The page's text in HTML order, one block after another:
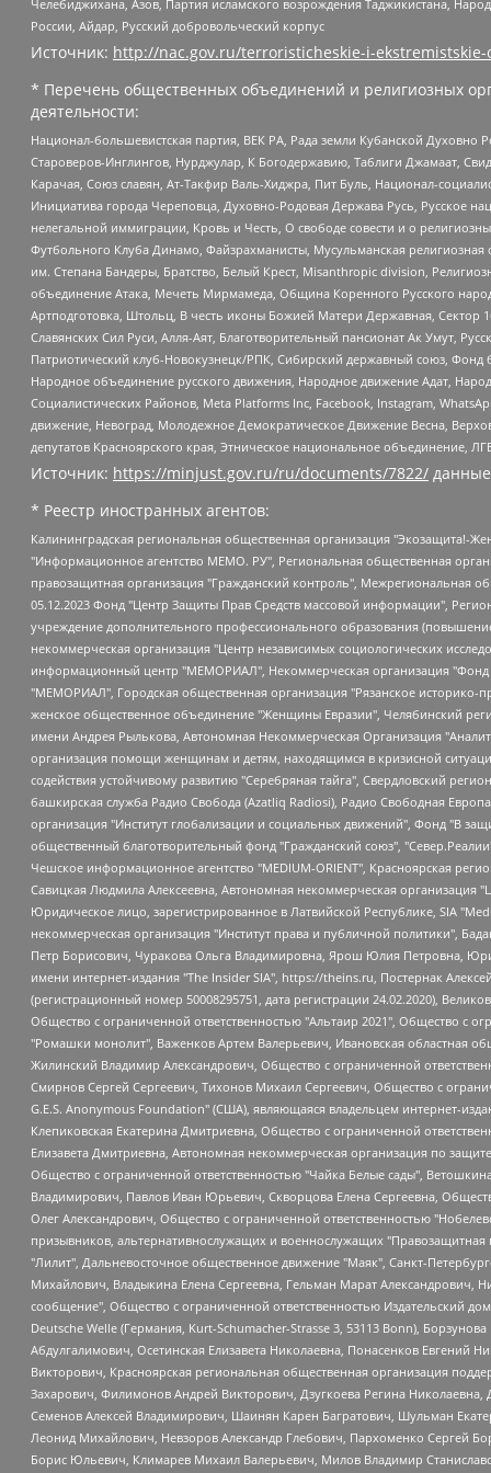
Челебиджихана, Азов, Партия исламского возрождения Таджикистана,
России, Айдар, Русский добровольческий корпус
Источник: http://nac.gov.ru/terroristicheskie-i-
* Перечень общественных объединений и религиозных
деятельности:
Национал-большевистская партия, ВЕК РА, Рада земли Кубанской
Староверов-Инглингов, Нурджулар, К Богодержавию, Таблиги Джамаат,
Карачая, Союз славян, Ат-Такфир Валь-Хиджра, Пит Буль, Национал-
Инициатива города Череповца, Духовно-Родовая Держава Русь, Русское
нелегальной иммиграции, Кровь и Честь, О свободе совести и о
Футбольного Клуба Динамо, Файзрахманисты, Мусульманская
им. Степана Бандеры, Братство, Белый Крест, Misanthropic division,
объединение Атака, Мечеть Мирмамеда, Община Коренного Русского
Артподготовка, Штольц, В честь иконы Божией Матери Державная,
Славянских Сил Руси, Алля-Аят, Благотворительный пансионат Ак Умут,
Патриотический клуб-Новокузнецк/РПК, Сибирский державный союз,
Народное объединение русского движения, Народное движение Адат,
Социалистических Районов, Meta Platforms Inc, Facebook, Instagram,
движение, Невоград, Молодежное Демократическое Движение Весна,
депутатов Красноярского края, Этническое национальное объединение,
Источник: https://minjust.gov.ru/ru/documents/7822/
* Реестр иностранных агентов:
Калининградская региональная общественная организация "Экозащита!-Женсовет", Фонд содействия защите прав и свобод граждан "Общественный вердикт", Фонд "Институт Развития Свободы Информации", Частное учреждение "Информационное агентство МЕМО. РУ", Региональная общественная организация "Общественная комиссия по сохранению наследия академика Сахарова", Фонд поддержки свободы прессы, Санкт-Петербургская общественная правозащитная организация "Гражданский контроль", Межрегиональная общественная организация "Информационно-просветительский центр "Мемориал", Региональный Фонд "Центр Защиты Прав Средств Массовой Информации", с 05.12.2023 Фонд "Центр Защиты Прав Средств массовой информации", Региональная общественная благотворительная организация помощи беженцам и мигрантам "Гражданское содействие", Негосударственное образовательное учреждение дополнительного профессионального образования (повышение квалификации) специалистов "АКАДЕМИЯ ПО ПРАВАМ ЧЕЛОВЕКА", Свердловская региональная общественная организация "Сутяжник", Автономная некоммерческая организация "Центр независимых социологических исследований", Союз общественных объединений "Российский исследовательский центр по правам человека", Региональное общественное учреждение научно-информационный центр "МЕМОРИАЛ", Некоммерческая организация "Фонд защиты гласности", Автономная некоммерческая организация "Институт прав человека", Городская общественная организация "Екатеринбургское общество "МЕМОРИАЛ", Городская общественная организация "Рязанское историко-просветительское и правозащитное общество "Мемориал" (Рязанский Мемориал), Челябинский региональный орган общественной самодеятельности – женское общественное объединение "Женщины Евразии", Челябинский региональный орган общественной самодеятельности "Уральская правозащитная группа", Фонд содействия защите здоровья и социальной справедливости имени Андрея Рылькова, Автономная Некоммерческая Организация "Аналитический Центр Юрия Левады", Автономная некоммерческая организация социальной поддержки населения "Проект Апрель", Региональная общественная организация помощи женщинам и детям, находящимся в кризисной ситуации "Информационно-методический центр "Анна", Фонд содействия развитию массовых коммуникаций и правовому просвещению "Так-так-Так", Фонд содействия устойчивому развитию "Серебряная тайга", Свердловский региональный общественный фонд социальных проектов "Новое время", "Idel.Реалии", Кавказ.Реалии, Крым.Реалии, Телеканал Настоящее Время, Татаро-башкирская служба Радио Свобода (Azatliq Radiosi), Радио Свободная Европа/Радио Свобода (PCE/PC), "Сибирь.Реалии", "Фактограф", Благотворительный фонд помощи осужденным и их семьям, Автономная некоммерческая организация "Институт глобализации и социальных движений", Фонд "В защиту прав заключенных", Частное учреждение "Центр поддержки и содействия развитию средств массовой информации", Пензенский региональный общественный благотворительный фонд "Гражданский союз", "Север.Реалии", Некоммерческая организация Фонд "Правовая инициатива", Общество с ограниченной ответственностью "Радио Свободная Европа/Радио Свобода", Чешское информационное агентство "MEDIUM-ORIENT", Красноярская региональная общественная организация "Мы против СПИДа",